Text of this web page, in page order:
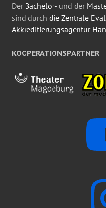
Der Bachelor- und der
sind durch die Zentrale
Akkreditierungsagentur
KOOPERATIONSPARTNER